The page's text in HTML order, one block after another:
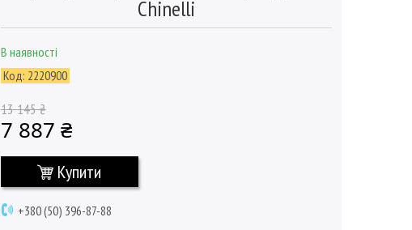
Chinelli
В наявності
Код: 2220900
13 145 ₴
7 887 ₴
Купити
+380 (50) 396-87-88